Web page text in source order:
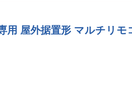
用 屋外据置形 マルチリモ